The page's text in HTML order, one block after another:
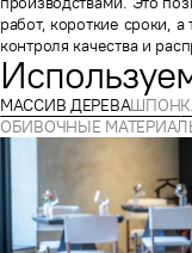
работ, короткие сроки,
контроля качества и
МАССИВ ДЕРЕВАШПОН
ОБИВОЧНЫЕ